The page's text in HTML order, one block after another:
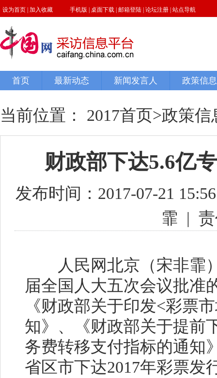
当前位置： 2017首页>政策信
财政部下达5.6亿
发布时间：2017-07-21
霏 |
人民网北京（宋非霏）
届全国人大五次会议批准
《财政部关于印发<彩票
知》、《财政部关于提前
务费转移支付指标的通知
省区市下达2017年彩票发